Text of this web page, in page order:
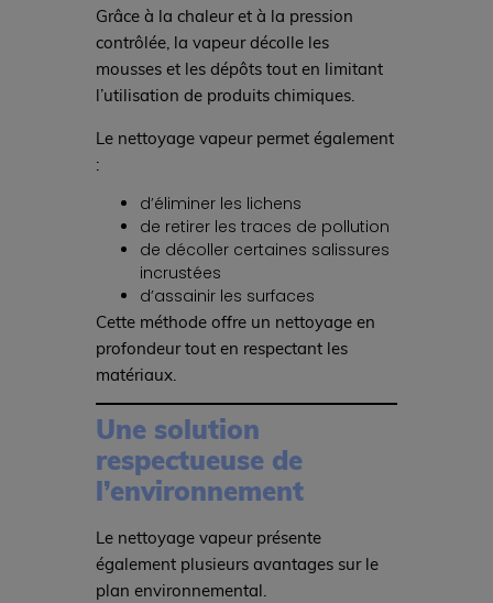
Grâce à la chaleur et à la pression
contrôlée, la vapeur décolle les
mousses et les dépôts tout en limitant
l’utilisation de produits chimiques.
Le nettoyage vapeur permet également
:
d’éliminer les lichens
de retirer les traces de pollution
de décoller certaines salissures
incrustées
d’assainir les surfaces
Cette méthode offre un nettoyage en
profondeur tout en respectant les
matériaux.
Une solution
respectueuse de
l’environnement
Le nettoyage vapeur présente
également plusieurs avantages sur le
plan environnemental.